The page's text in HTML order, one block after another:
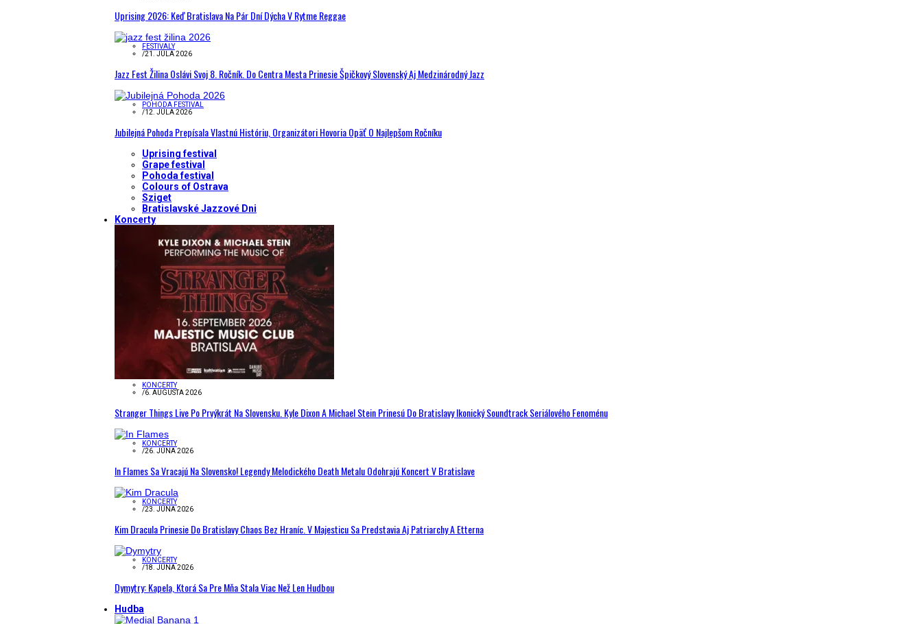
Uprising 2026: Keď Bratislava Na Pár Dní Dýcha V Rytme Reggae
FESTIVALY
/21. JÚLA 2026
Jazz Fest Žilina Oslávi Svoj 8. Ročník. Do Centra Mesta Prinesie Špičkový Slovenský Aj Medzinárodný Jazz
POHODA FESTIVAL
/12. JÚLA 2026
Jubilejná Pohoda Prepísala Vlastnú Históriu, Organizátori Hovoria Opäť O Najlepšom Ročníku
Uprising festival
Grape festival
Pohoda festival
Colours of Ostrava
Sziget
Bratislavské Jazzové Dni
Koncerty
KONCERTY
/6. AUGUSTA 2026
Stranger Things Live Po Prvýkrát Na Slovensku. Kyle Dixon A Michael Stein Prinesú Do Bratislavy Ikonický Soundtrack Seriálového Fenoménu
KONCERTY
/26. JÚNA 2026
In Flames Sa Vracajú Na Slovensko! Legendy Melodického Death Metalu Odohrajú Koncert V Bratislave
KONCERTY
/23. JÚNA 2026
Kim Dracula Prinesie Do Bratislavy Chaos Bez Hraníc. V Majesticu Sa Predstavia Aj Patriarchy A Etterna
KONCERTY
/18. JÚNA 2026
Dymytry: Kapela, Ktorá Sa Pre Mňa Stala Viac Než Len Hudbou
Hudba